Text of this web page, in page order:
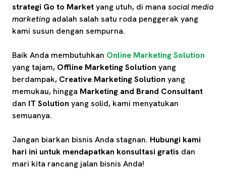
strategi Go to Marketyang utuh, di mana social media
marketing adalah salah satu roda penggerak yang
kami susun dengan sempurna.
Baik Anda membutuhkan Online Marketing Solution
yang tajam, Offline Marketing Solution yang
berdampak, Creative Marketing Solution yang
memukau, hingga Marketing and Brand Consultant
dan IT Solution yang solid, kami menyatukan
semuanya.
Jangan biarkan bisnis Anda stagnan. Hubungi kami
hari ini untuk mendapatkan konsultasi gratis dan
mari kita rancang jalan bisnis Anda!